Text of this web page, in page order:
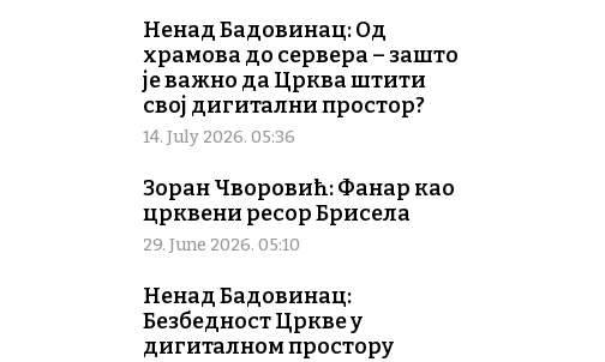
Ненад Бадовинац: Од
храмова до сервера – зашто
је важно да Црква штити
свој дигитални простор?
14. July 2026. 05:36
Зоран Чворовић: Фанар као
црквени ресор Брисела
29. June 2026. 05:10
Ненад Бадовинац:
Безбедност Цркве у
дигиталном простору